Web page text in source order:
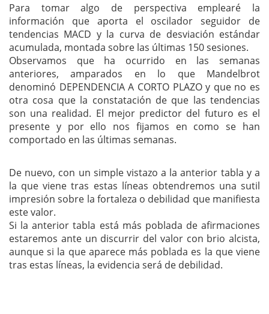
Para tomar algo de perspectiva emplearé la
información que aporta el oscilador seguidor de
tendencias MACD y la curva de desviación estándar
acumulada, montada sobre las últimas 150 sesiones.
Observamos que ha ocurrido en las semanas
anteriores, amparados en lo que Mandelbrot
denominó DEPENDENCIA A CORTO PLAZO y que no es
otra cosa que la constatación de que las tendencias
son una realidad. El mejor predictor del futuro es el
presente y por ello nos fijamos en como se han
comportado en las últimas semanas.
De nuevo, con un simple vistazo a la anterior tabla y a
la que viene tras estas líneas obtendremos una sutil
impresión sobre la fortaleza o debilidad que manifiesta
este valor.
Si la anterior tabla está más poblada de afirmaciones
estaremos ante un discurrir del valor con brio alcista,
aunque si la que aparece más poblada es la que viene
tras estas líneas, la evidencia será de debilidad.